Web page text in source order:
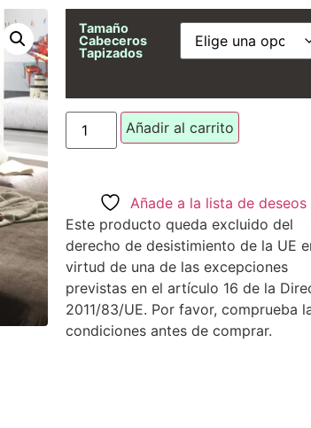
Tamaño
Cabeceros
Tapizados
Añadir al carrito
Añade a la lista de deseos
Este producto queda excluido del
derecho de desistimiento de la UE
virtud de una de las excepciones
previstas en el artículo 16 de la
2011/83/UE. Por favor, comprueba
condiciones antes de comprar.